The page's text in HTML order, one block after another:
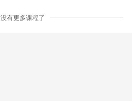
没有更多课程了